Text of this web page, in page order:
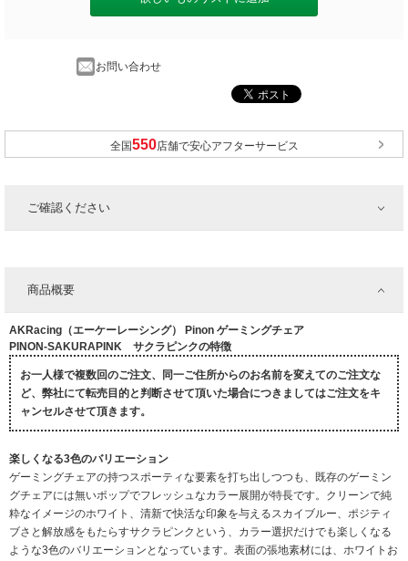
お問い合わせ
全国 店舗で安心アフターサービス
ご確認ください
商品概要
AKRacing（エーケーレーシング） Pinon ゲーミングチェア
PINON-SAKURAPINK サクラピンクの特徴
お一人様で複数回のご注文、同一ご住所からのお名前を変えてのご注文な
ど、弊社にて転売目的と判断させて頂いた場合につきましてはご注文をキ
ャンセルさせて頂きます。
楽しくなる3色のバリエーション
ゲーミングチェアの持つスポーティな要素を打ち出しつつも、既存のゲーミン
グチェアには無いポップでフレッシュなカラー展開が特長です。クリーンで純
粋なイメージのホワイト、清新で快活な印象を与えるスカイブルー、ポジティ
ブさと解放感をもたらすサクラピンクという、カラー選択だけでも楽しくなる
ような3色のバリエーションとなっています。表面の張地素材には、ホワイトお